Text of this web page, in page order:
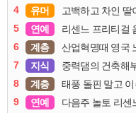
4
유머 고백하고 차인
5
연예 리센느 프리티걸
6
계층 산업혁명때 영국
7
지식 중력댐의 건축해
8
계층 태풍 돌핀 말고
9
연예 다음주 놀토 리센